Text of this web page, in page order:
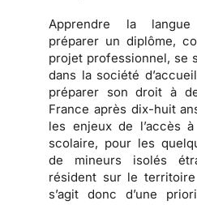
Apprendre la langue
préparer un diplôme,
projet professionnel, se
dans la société
préparer son droit à
France après dix-huit
les enjeux de l’accès à
scolaire, pour les
de mineurs isolés
résident sur le
s’agit donc d’une